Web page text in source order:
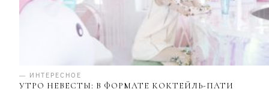
— ИНТЕРЕСНОЕ
УТРО НЕВЕСТЫ: В ФОРМАТЕ КОКТЕЙЛЬ-ПАТИ